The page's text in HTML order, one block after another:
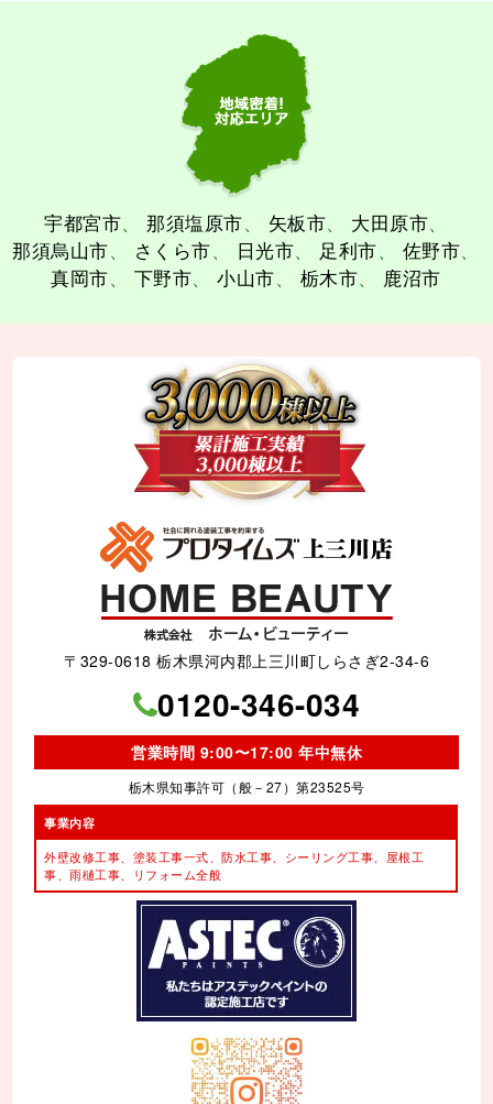
宇都宮市 那須塩原市 矢板市
大田原市
那須烏山市
さくら市 日光市 足利市
佐野市
真岡市
下野市 小山市 栃木市 鹿沼市
〒329-0618 栃木県河内郡上三川町しらさぎ2-34-6
0120-346-034
営業時間 9:00〜17:00 年中無休
栃木県知事許可（般－27）第23525号
事業内容
外壁改修工事、塗装工事⼀式、防水工事、シーリング工事、 屋根工
事、雨樋工事、
リフォーム全般